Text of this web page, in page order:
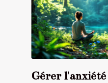
Gérer l'anxiété